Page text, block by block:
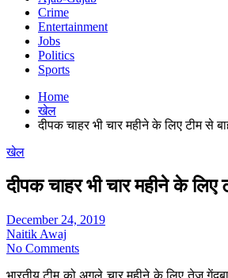
Crime
Entertainment
Jobs
Politics
Sports
Home
खेल
दीपक चाहर भी चार महीने के लिए टीम से
खेल
दीपक चाहर भी चार महीने के लिए
December 24, 2019
Naitik Awaj
No Comments
भारतीय टीम को अगले चार महीने के लिए तेज